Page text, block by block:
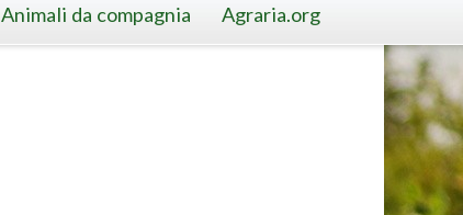
Animali da compagnia Agraria.org